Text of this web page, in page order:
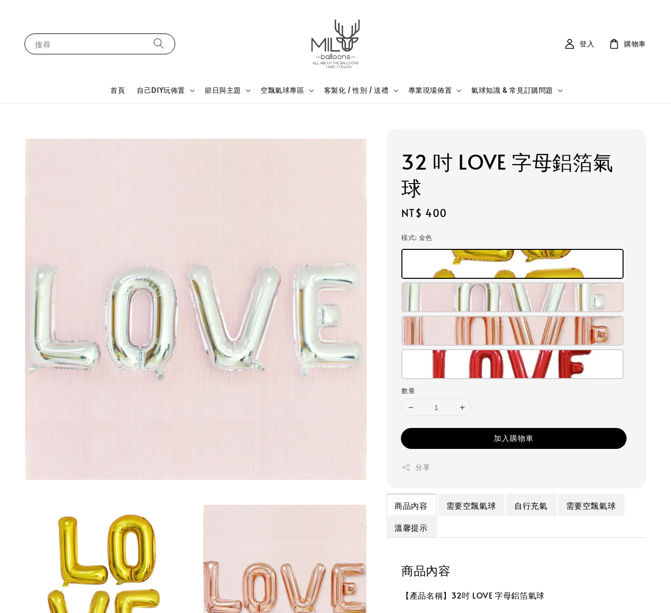
搜尋
首頁 自己DIY玩佈置 節日與主題 空飄氣球專區 客製化 / 性別 / 送禮 專業現場佈置 氣球知識 & 常見訂購問題
登入 購物車
32 吋 LOVE 字母鋁箔氣
球
Regular
NT$ 400
樣式: 金色
數量
加入購物車
分享
商品內容 需要空飄氣球 自行充氣
需要空飄氣球
溫馨提示
商品內容
【產品名稱】32吋 LOVE 字母鋁箔氣球